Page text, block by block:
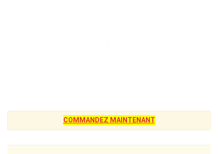
COMMANDEZ MAINTENANT